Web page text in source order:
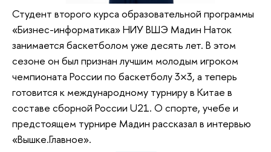
Студент второго курса образовательной программы
«Бизнес-информатика» НИУ ВШЭ Мадин Наток
занимается баскетболом уже десять лет. В этом
сезоне он был признан лучшим молодым игроком
чемпионата России по баскетболу 3×3, а теперь
готовится к международному турниру в Китае в
составе сборной России U21. О спорте, учебе и
предстоящем турнире Мадин рассказал в интервью
«Вышке.Главное».